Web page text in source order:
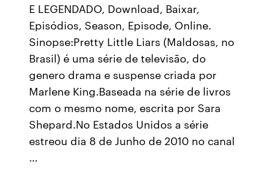
E LEGENDADO, Download, Baixar,
Episódios, Season, Episode, Online.
Sinopse:Pretty Little Liars (Maldosas, no
Brasil) é uma série de televisão, do
genero drama e suspense criada por
Marlene King.Baseada na série de livros
com o mesmo nome, escrita por Sara
Shepard.No Estados Unidos a série
estreou dia 8 de Junho de 2010 no canal
…